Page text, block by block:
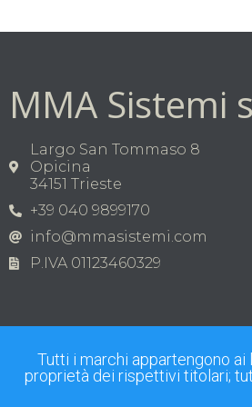
MMA Sistemi
Largo San Tommaso 8
Opicina
34151 Trieste
+39 040 9899170
info@mmasistemi.com
P.IVA 01123460329
Tutti i marchi appartengono
proprietà dei rispettivi titolari;